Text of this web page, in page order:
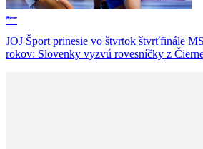
JOJ Šport prinesie vo štvrtok štvrťfinále
rokov: Slovenky vyzvú rovesníčky z